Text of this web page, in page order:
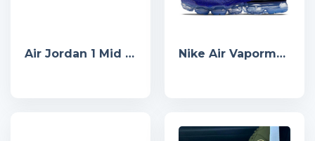
Air Jordan 1 Mid SE ‘Grey Pine Green’ Nike Air Vapormax 2 Racer Blue